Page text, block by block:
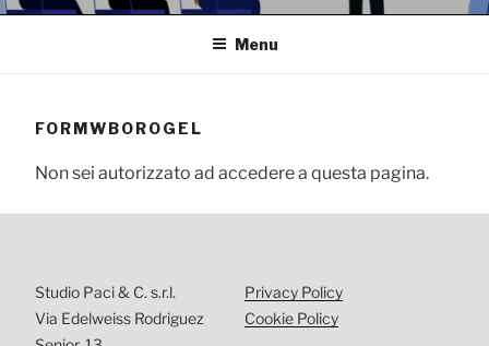
Menu
FORMWBOROGEL
Non sei autorizzato ad accedere a questa pagina.
Studio Paci & C. s.r.l.
Via Edelweiss Rodriguez
Privacy Policy
Cookie Policy